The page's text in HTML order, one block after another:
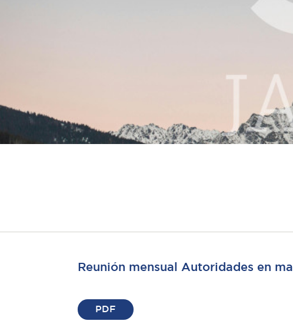
Reunión mensual Autoridades en
PDF